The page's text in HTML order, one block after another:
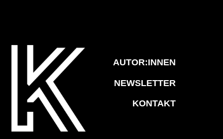
AUTOR:INNEN
NEWSLETTER
KONTAKT